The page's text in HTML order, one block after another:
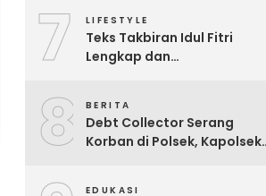
7 LIFESTYLE
Teks Takbiran Idul Fitri
Lengkap dan
8 BERITA
Debt Collector Serang
Korban di Polsek, Kapolsek
EDUKASI